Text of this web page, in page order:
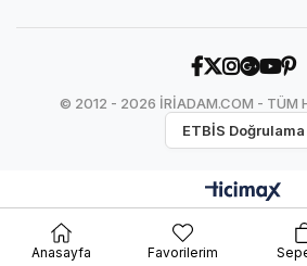
© 2012 - 2026 İRİADAM.COM - TÜM
ETBİS Doğrulama
Anasayfa Favorilerim